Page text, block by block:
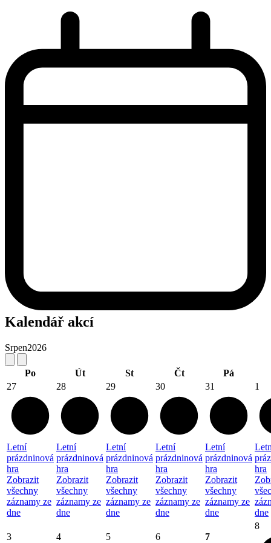
Kalendář akcí
Srpen2026
Po Út St Čt
Pá
27
Letní
prázdninová
hra
Zobrazit
všechny
záznamy ze
dne
28
Letní
prázdninová
hra
Zobrazit
všechny
záznamy ze
dne
29
Letní
prázdninová
hra
Zobrazit
všechny
záznamy ze
dne
30
Letní
prázdninová
hra
Zobrazit
všechny
záznamy ze
dne
31
Letní
prázdninová
hra
Zobrazit
všechny
záznamy ze
dne
1
hra
dne
3 4 5 6 7
8